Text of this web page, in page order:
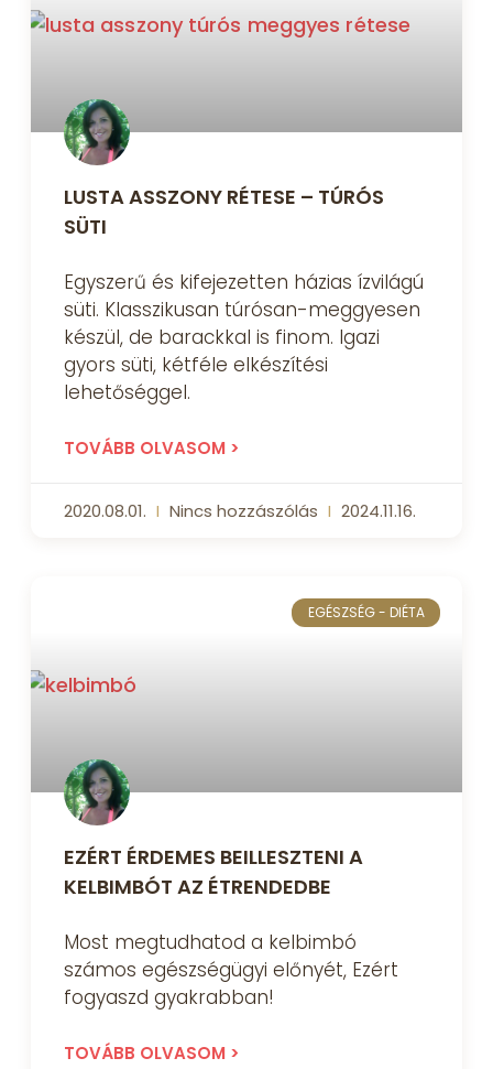
LUSTA ASSZONY RÉTESE – TÚRÓS
SÜTI
Egyszerű és kifejezetten házias ízvilágú
süti. Klasszikusan túrósan-meggyesen
készül, de barackkal is finom. Igazi
gyors süti, kétféle elkészítési
lehetőséggel.
TOVÁBB OLVASOM >
2020.08.01. Nincs hozzászólás 2024.11.16.
EGÉSZSÉG - DIÉTA
EZÉRT ÉRDEMES BEILLESZTENI A
KELBIMBÓT AZ ÉTRENDEDBE
Most megtudhatod a kelbimbó
számos egészségügyi előnyét, Ezért
fogyaszd gyakrabban!
TOVÁBB OLVASOM >